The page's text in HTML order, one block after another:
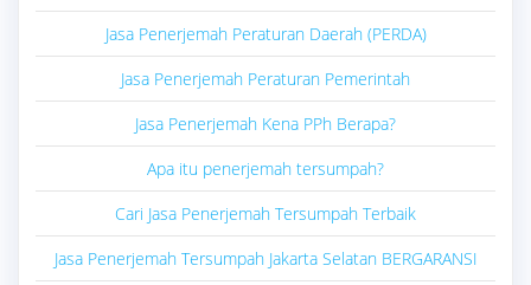
Jasa Penerjemah Peraturan Daerah (PERDA)
Jasa Penerjemah Peraturan Pemerintah
Jasa Penerjemah Kena PPh Berapa?
Apa itu penerjemah tersumpah?
Cari Jasa Penerjemah Tersumpah Terbaik
Jasa Penerjemah Tersumpah Jakarta Selatan BERGARANSI